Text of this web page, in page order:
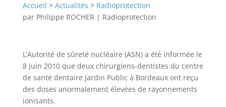
Accueil > Actualités > Radioprotection
par Philippe ROCHER | Radioprotection
L’Autorité de sûreté nucléaire (ASN) a été informée le
8 juin 2010 que deux chirurgiens-dentistes du centre
de santé dentaire Jardin Public à Bordeaux ont reçu
des doses anormalement élevées de rayonnements
ionisants.